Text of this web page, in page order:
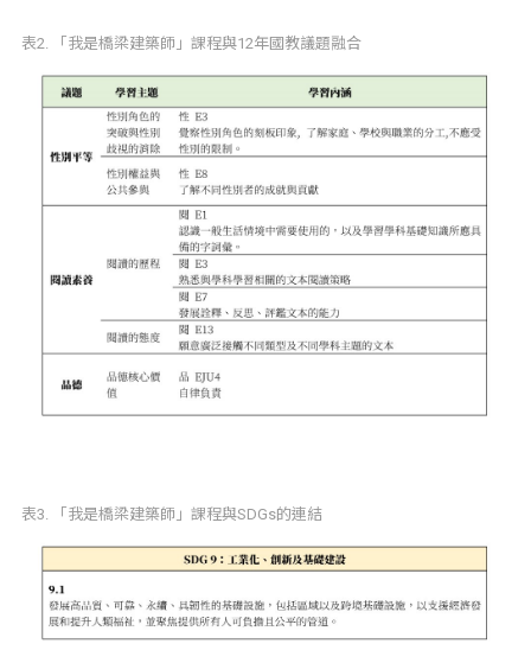
表2. 「我是橋梁建築師」課程與12年國教議題融合
表3. 「我是橋梁建築師」課程與SDGs的連結